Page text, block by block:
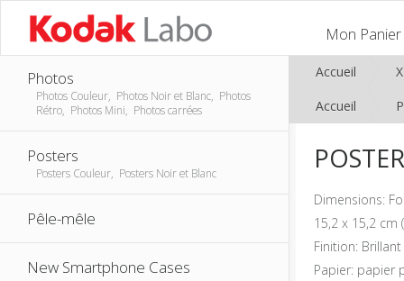
Mon Panier
Photos
Photos Couleur, Photos Noir et Blanc, Photos
Rétro, Photos Mini, Photos carrées
Posters
Posters Couleur, Posters Noir et Blanc
Pêle-mêle
New Smartphone Cases
Accueil
Accueil
Dimensions:
15,2 x 15,2 cm
Finition:
Papier: papier